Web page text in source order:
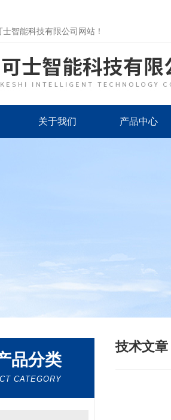
智能科技有限公司网站！
关于我们 产品中心
品分类
CATEGORY
技术文章